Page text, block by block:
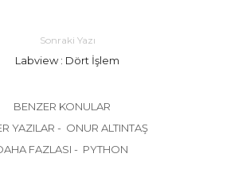
Sonraki Yazı
Labview : Dört İşlem
BENZER KONULAR
YAZILAR - ONUR ALTINTAŞ
FAZLASI - PYTHON